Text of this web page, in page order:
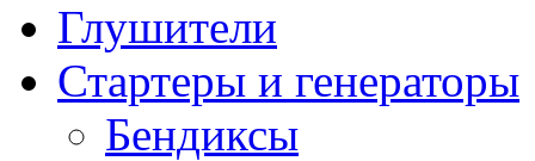
Глушители
Стартеры и генераторы
Бендиксы